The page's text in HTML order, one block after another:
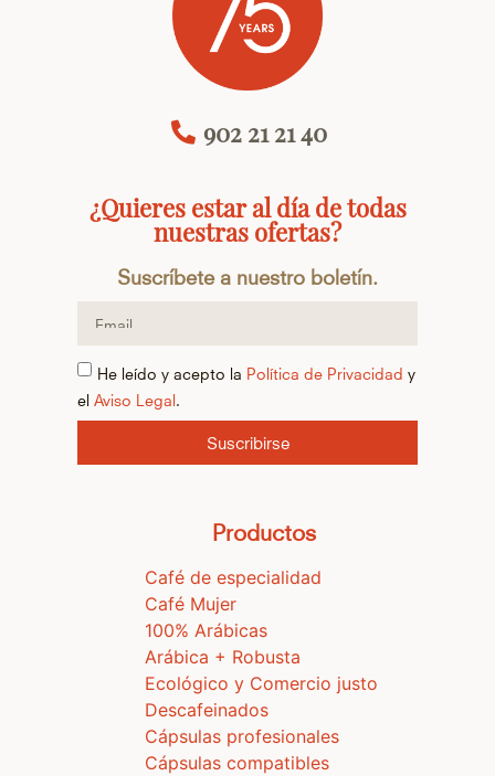
902 21 21 40
¿Quieres estar al día de todas
nuestras ofertas?
Suscríbete a nuestro boletín.
He leído y acepto la Política de Privacidad y
el Aviso Legal
Suscribirse
Productos
Café de especialidad
Café Mujer
100% Arábicas
Arábica + Robusta
Ecológico y Comercio justo
Descafeinados
Cápsulas profesionales
Cápsulas compatibles